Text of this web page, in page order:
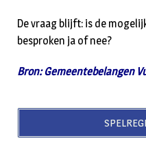
De vraag blijft: is de
besproken ja of nee?
Bron: Gemeentebelangen